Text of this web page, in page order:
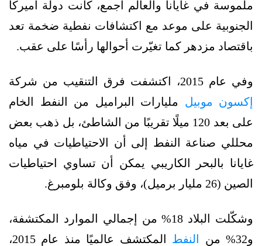
ملموسة في غايانا والعالم أجمع، كانت دولة أميركا
الجنوبية على موعد مع اكتشافات نفطية ضخمة تعد
باقتصاد مزدهر كما تغيّرت أحوالها رأسًا على عقب.
وفي عام 2015، اكتشفت فرق التنقيب من شركة
إكسون موبيل مليارات البراميل من النفط الخام
على بعد 120 ميلًا تقريبًا من الشاطئ، بل ذهب بعض
محللي صناعة النفط إلى أن الاحتياطيات في مياه
غايانا بالبحر الكاريبي يمكن أن تساوي احتياطيات
الصين (26 مليار برميل)، وفق وكالة بلومبرغ.
وشكّلت البلاد 18% من إجمالي الموارد المكتشفة،
و32% من
النفط
المكتشف عالميًا منذ عام 2015،